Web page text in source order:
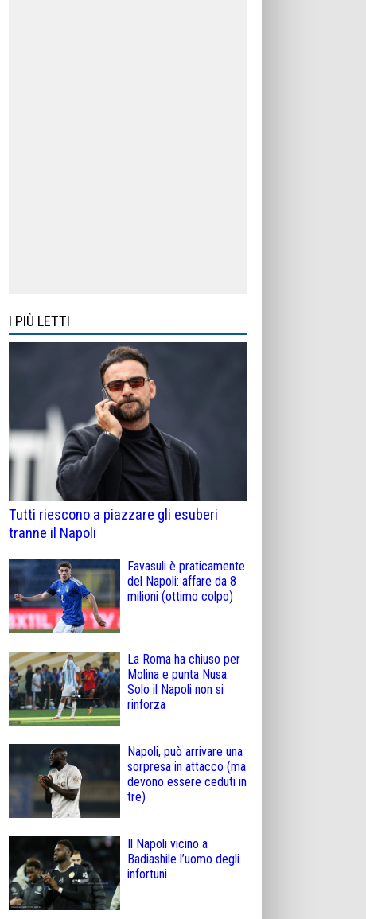
I PIÙ LETTI
Tutti riescono a piazzare gli esuberi
tranne il Napoli
Favasuli è praticamente
del Napoli: affare da 8
milioni (ottimo colpo)
La Roma ha chiuso per
Molina e punta Nusa.
Solo il Napoli non si
rinforza
Napoli, può arrivare una
sorpresa in attacco (ma
devono essere ceduti in
tre)
Il Napoli vicino a
Badiashile l’uomo degli
infortuni